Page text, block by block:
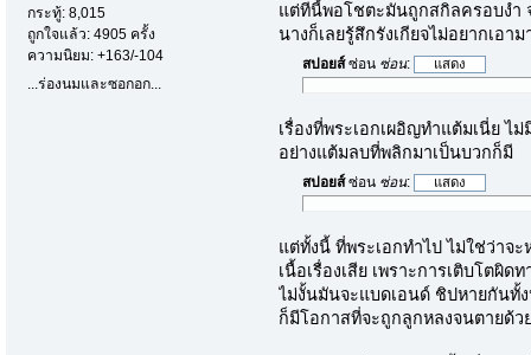
กระทู้: 8,015
ถูกใจแล้ว: 4905 ครั้ง
ความนิยม: +163/-104
...ร่องนมและซอกอก...
แต่ทีนี้พอโชตะมันถูกสกิลครอบงำ
นางก็เลยรู้สึกรังเกียจไม่อยากเอาม
สปอยส์ซ่อน ซ่อน:
เรื่องที่พระเอกเผอิญทำแต้มเนี่ย ไ
อย่างแต้มลบที่พลิกมาเป็นบวกก็มี
สปอยส์ซ่อน ซ่อน:
แต่ทั้งนี้ ที่พระเอกทำไป ไม่ใช่ว่าจ
เนื้อเรื่องเสีย เพราะการเติบโตผิด
ไม่งั้นมันจะแบดเอนด์ ชิปหายกันทั้
ก็มีโอกาสที่จะถูกลูกหลงจนตายด้ว